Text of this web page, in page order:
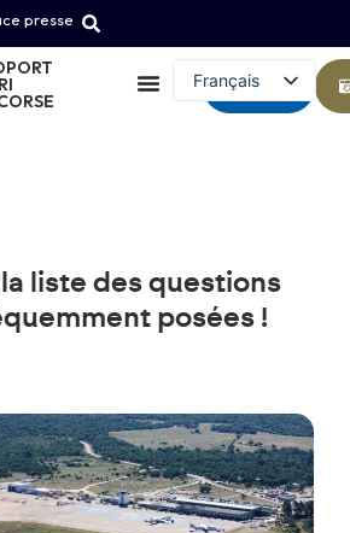
presse
Français
English (UK)
Contact
liste des questions
posées !